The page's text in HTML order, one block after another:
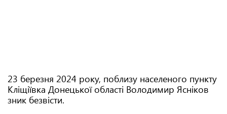
23 березня 2024 року, поблизу населеного пункту
Кліщіївка Донецької області Володимир Ясніков
зник безвісти.